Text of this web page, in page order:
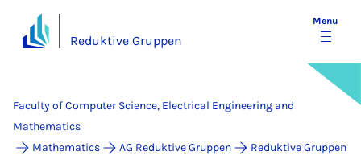
Reduktive Gruppen
Menu
Faculty of Computer Science, Electrical Engineering and
Mathematics
Mathematics
AG Reduktive Gruppen
Reduktive Gruppen